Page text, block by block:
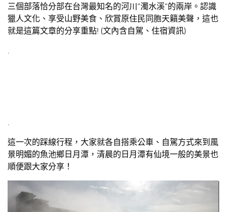
三個部落恰分部在台灣最知名的河川”濁水溪”的兩岸。認識
獵人文化、享受山野美食、欣賞原住民同胞天籟美聲，這也
就是這篇文章的分享重點! (文內含自駕、住宿資訊)
.
.
這一次的踩線行程，大家就各自搭乘公車、自駕方式來到風
景明媚的魚池鄉日月潭，清晨的日月潭有仙境一般的美景也
順便跟大家分享！